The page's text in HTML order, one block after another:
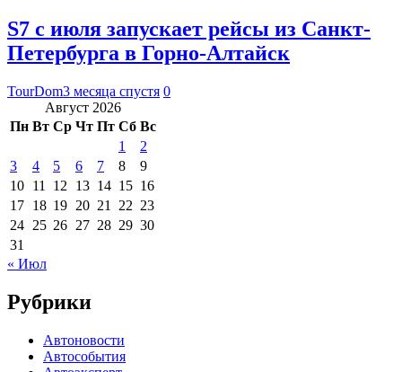
S7 с июля запускает рейсы из Санкт-
Петербурга в Горно-Алтайск
TourDom3 месяца спустя 0
Август 2026
Пн Вт Ср Чт Пт Сб Вс
1
2
3
4 5 6 7 8
9
10 11 12 13 14 15 16
17 18 19 20 21 22 23
24 25 26 27 28 29 30
31
« Июл
Рубрики
Автоновости
Автособытия